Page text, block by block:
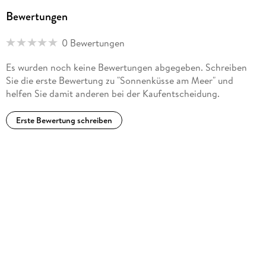
Bewertungen
0 Bewertungen
Es wurden noch keine Bewertungen abgegeben. Schreiben
Sie die erste Bewertung zu "Sonnenküsse am Meer" und
helfen Sie damit anderen bei der Kaufentscheidung.
Erste Bewertung schreiben